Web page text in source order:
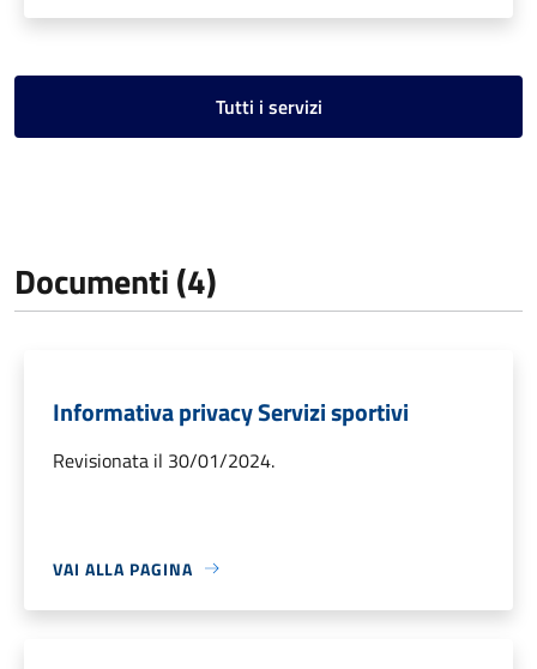
Tutti i servizi
Documenti (4)
Informativa privacy Servizi sportivi
Revisionata il 30/01/2024.
VAI ALLA PAGINA